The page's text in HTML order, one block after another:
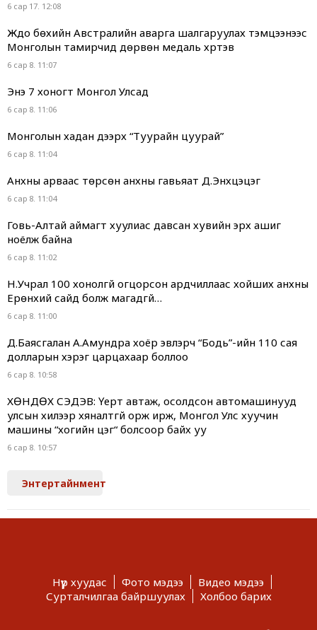
6 сар 17. 12:08
Жүдо бөхийн Австралийн аварга шалгаруулах тэмцээнээс
Монголын тамирчид дөрвөн медаль хүртэв
6 сар 8. 11:07
Энэ 7 хоногт Монгол Улсад
6 сар 8. 11:06
Монголын хадан дээрх “Туурайн цуурай”
6 сар 8. 11:04
Анхны арваас төрсөн анхны гавьяат Д.Энхцэцэг
6 сар 8. 11:04
Говь-Алтай аймагт хуулиас давсан хувийн эрх ашиг
ноёлж байна
6 сар 8. 11:02
Н.Учрал 100 хонолгүй огцорсон ардчиллаас хойших анхны
Ерөнхий сайд болж магадгүй…
6 сар 8. 11:00
Д.Баясгалан А.Амундра хоёр эвлэрч “Бодь”-ийн 110 сая
долларын хэрэг царцахаар боллоо
6 сар 8. 10:58
ХӨНДӨХ СЭДЭВ: Үерт автаж, осолдсон автомашинууд
улсын хилээр хяналтгүй орж ирж, Монгол Улс хуучин
машины “хогийн цэг“ болсоор байх уу
6 сар 8. 10:57
Энтертайнмент
Нүүр хуудас Фото мэдээ
Видео мэдээ
Сурталчилгаа байршуулах
Холбоо барих